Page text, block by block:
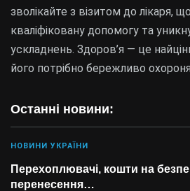
Останні новини:
НОВИНИ УКРАЇНИ
Перехоплювачі, кошти на
перенесення…
зволікайте з візитом до лікаря,
кваліфіковану допомогу та
ускладнень. Здоров’я — це
його потрібно бережливо